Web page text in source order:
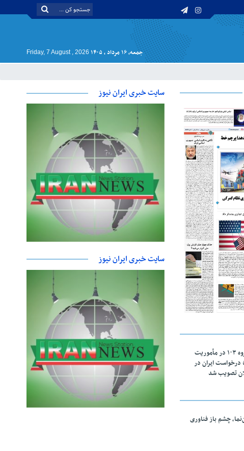
جمعه, ۱۶ مرداد , ۱۴۰۵ Friday, 7 August , 2026
اقتدار ناوگروه ۱۰۳ در مأموریت‌
اقیانوسی/ ۵ درخواست ایران در
تصویب شد
چشم باز فناوری
سایت خبری ایران نیوز
سایت خبری ایران نیوز